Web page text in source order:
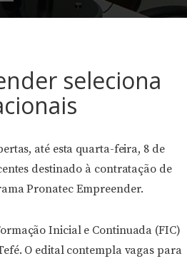
seleciona
até esta quarta-feira, 8 de
destinado à contratação de
Pronatec Empreender.
Inicial e Continuada (FIC)
O edital contempla vagas para